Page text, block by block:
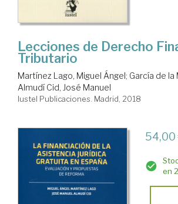
Lecciones de Derecho
Tributario
Martínez Lago, Miguel Ángel; García de la
Almudí Cid, José Manuel
Iustel Publicaciones. Madrid, 2018
54,00
en